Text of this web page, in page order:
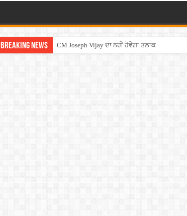
Breaking News CM Joseph Vijay ਦਾ ਨਹੀਂ ਹੋਵੇਗਾ ਤਲਾਕ